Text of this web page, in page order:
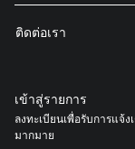
ติดต่อเรา
เข้าสู่รายการ
ลงทะเบียนเพื่อรับการแจ้
มากมาย